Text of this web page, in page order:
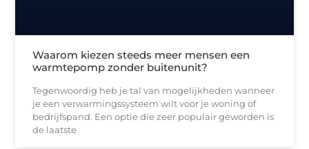
Waarom kiezen steeds meer mensen een
warmtepomp zonder buitenunit?
Tegenwoordig heb je tal van mogelijkheden wanneer
je een verwarmingssysteem wilt voor je woning of
bedrijfspand. Een optie die zeer populair geworden is
de laatste